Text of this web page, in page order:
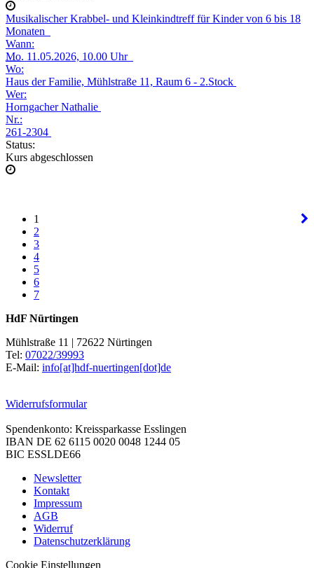
Musikalischer Krabbel- und Kleinkindtreff für Kinder von 6 bis 18
Monaten
Wann:
Mo. 11.05.2026, 10.00 Uhr
Wo:
Haus der Familie, Mühlstraße 11, Raum 6 - 2.Stock
Wer:
Horngacher Nathalie
Nr.:
261-2304
Status:
Kurs abgeschlossen
1
2
3
4
5
6
7
HdF Nürtingen
Mühlstraße 11 | 72622 Nürtingen
Tel: 07022/39993
E-Mail: info[at]hdf-nuertingen[dot]de
Widerrufsformular
Spendenkonto: Kreissparkasse Esslingen
IBAN DE 62 6115 0020 0048 1244 05
BIC ESSLDE66
Newsletter
Kontakt
Impressum
AGB
Widerruf
Datenschutzerklärung
Cookie Einstellungen